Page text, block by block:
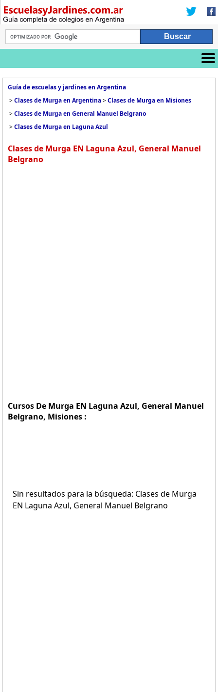
Guía de escuelas y jardines en Argentina
>Clases de Murga en Argentina>Clases de Murga en Misiones
>Clases de Murga en General Manuel Belgrano
>Clases de Murga en Laguna Azul
Clases de Murga EN Laguna Azul, General Manuel
Belgrano
Cursos De Murga EN Laguna Azul, General Manuel
Belgrano, Misiones :
Sin resultados para la búsqueda: Clases de Murga
EN Laguna Azul, General Manuel Belgrano